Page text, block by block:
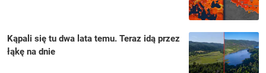
Kąpali się tu dwa lata temu. Teraz idą przez
łąkę na dnie